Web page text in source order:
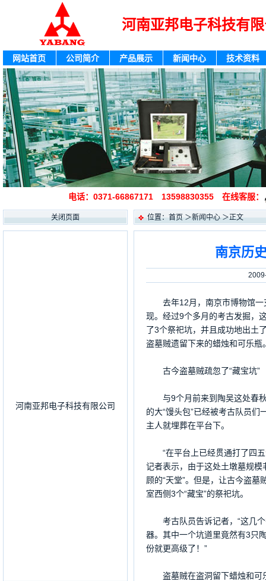
河南亚邦电子科技有
网站首页 公司简介 产品展示 新闻中心 技术资料
电话：0371-66867171 13598830355 在线客服：
关闭页面
河南亚邦电子科技有限公司
位置：首页＞新闻中心＞正文
南京历
去年12月，南京市博物馆一
现。经过9个多月的考古发掘，
了3个祭祀坑，并且成功地出土
盗墓贼遗留下来的蜡烛和可乐瓶
古今盗墓贼疏忽了“藏宝坑”
与9个月前来到陶吴这处春秋
的大“馒头包”已经被考古队员
主人就埋葬在平台下。
“在平台上已经贯通打了四五
记者表示，由于这处土墩墓规
顾的“天堂”。但是，让古今盗
室西侧3个“藏宝”的祭祀坑。
考古队员告诉记者，“这几个
器。其中一个坑道里竟然有3只
份就更高级了！”
盗墓贼在盗洞留下蜡烛和可